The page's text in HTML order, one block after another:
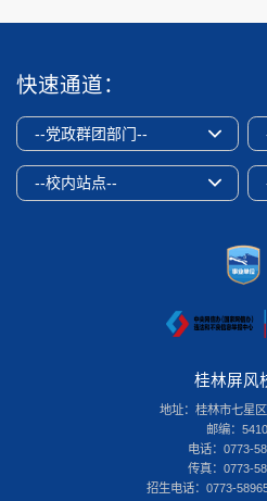
快速通道：
--党政群团部门--
--校内站点--
桂林屏风
地址：桂林市七星
邮编：
电话：0773-
传真：0773-
招生电话：0773-